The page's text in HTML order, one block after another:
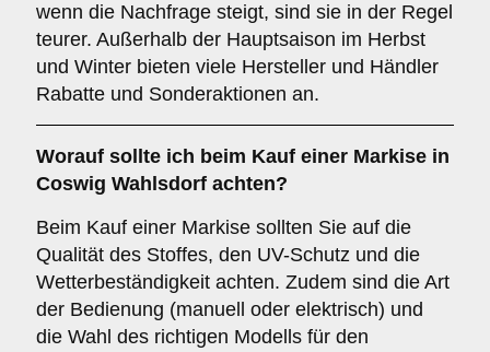
wenn die Nachfrage steigt, sind sie in der Regel
teurer. Außerhalb der Hauptsaison im Herbst
und Winter bieten viele Hersteller und Händler
Rabatte und Sonderaktionen an.
Worauf sollte ich beim Kauf einer Markise in
Coswig Wahlsdorf achten?
Beim Kauf einer Markise sollten Sie auf die
Qualität des Stoffes, den UV-Schutz und die
Wetterbeständigkeit achten. Zudem sind die Art
der Bedienung (manuell oder elektrisch) und
die Wahl des richtigen Modells für den